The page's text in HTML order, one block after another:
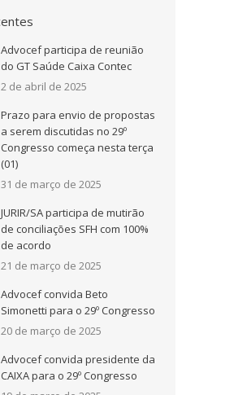
Advocef participa de reunião
do GT Saúde Caixa Contec
2 de abril de 2025
Prazo para envio de propostas
a serem discutidas no 29º
Congresso começa nesta terça
(01)
31 de março de 2025
JURIR/SA participa de mutirão
de conciliações SFH com 100%
de acordo
21 de março de 2025
Advocef convida Beto
Simonetti para o 29º Congresso
20 de março de 2025
Advocef convida presidente da
CAIXA para o 29º Congresso